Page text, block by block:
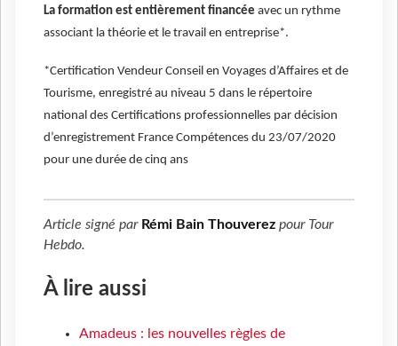
La formation est entièrement financée avec un rythme
associant la théorie et le travail en entreprise*.
*Certification Vendeur Conseil en Voyages d’Affaires et de
Tourisme, enregistré au niveau 5 dans le répertoire
national des Certifications professionnelles par décision
d’enregistrement France Compétences du 23/07/2020
pour une durée de cinq ans
Article signé par Rémi Bain Thouverez pour Tour
Hebdo.
À lire aussi
Amadeus : les nouvelles règles de